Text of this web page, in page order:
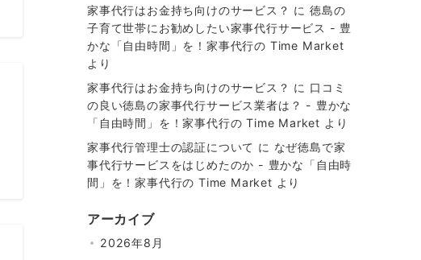
家事代行はお金持ち向けのサービス？ に徳島の
子育て世帯にお勧めしたい家事代行サービス - 豊
かな「自由時間」を！家事代行の Time Market
より
家事代行はお金持ち向けのサービス？ に 口コミ
の良い徳島の家事代行サービス業者は？ - 豊かな
「自由時間」を！家事代行の Time Market より
家事代行管理士の認証について に なぜ徳島で家
事代行サービスをはじめたのか - 豊かな「自由時
間」を！家事代行の Time Market より
アーカイブ
2026年8月